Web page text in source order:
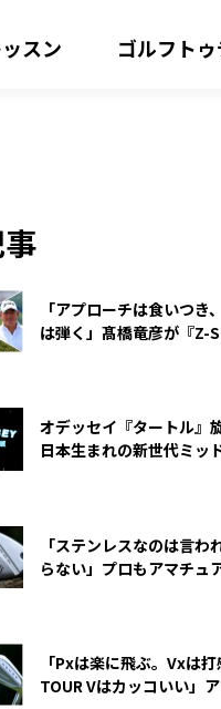
スン ゴルフト
「アプローチは食いつき
は弾く」髙橋竜彦が『Z-
オデッセイ『タートル』
日本生まれの新世代ミッ
「ステンレスなのは言わ
らない」プロもアマチュ
「Pxは楽に飛ぶ。Vxは打
TOUR Vはカッコいい」